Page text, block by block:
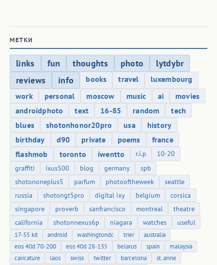
МЕТКИ
links fun thoughts photo
lytdybr
reviews
info books travel
luxembourg
work
personal moscow music ai
movies
androidphoto
text 16-85 random
tech
blues
shotonhonor20pro usa
history
birthday
d90 private poems
france
flashmob
toronto iwentto r.i.p
10-20
graffiti
ixus500 blog germany
spb
shotononeplus5
parfum photooftheweek
seattle
russia
shotongt5pro digital ixy belgium
corsica
singapore
proverb sanfrancisco montreal
theatre
california
shotonnexus6p niagara watches useful
17-55 kit android washingtondc trier
australia
eos 40d 70-200
eos 40d 28-135 belarus spain
malaysia
caricature
laos swiss twitter barcelona
st. anne